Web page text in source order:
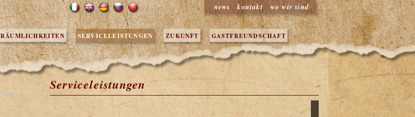
news kontakt wo wir sind
RÄUMLICHKEITEN SERVICELEISTUNGEN ZUKUNFT GASTFREUNDSCHAFT
Serviceleistungen